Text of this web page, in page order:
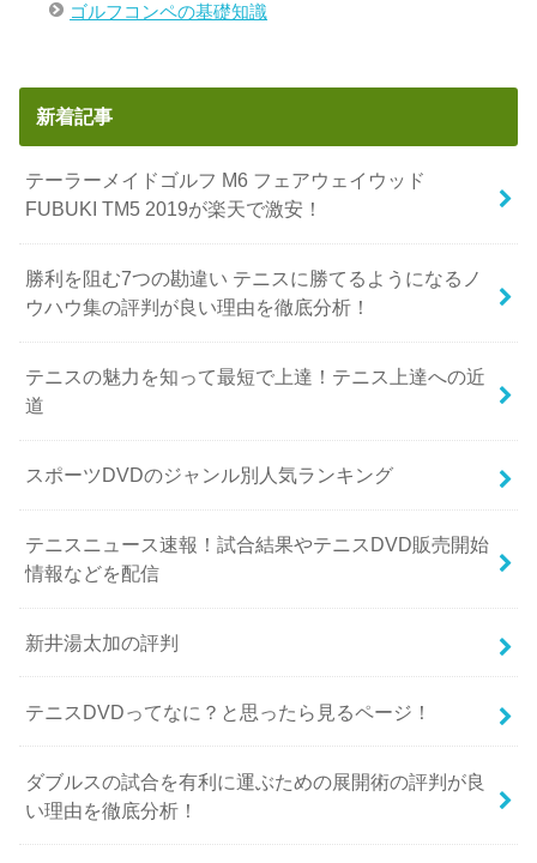
ゴルフコンペの基礎知識
新着記事
テーラーメイドゴルフ M6 フェアウェイウッド
FUBUKI TM5 2019が楽天で激安！
勝利を阻む7つの勘違い テニスに勝てるようになるノ
ウハウ集の評判が良い理由を徹底分析！
テニスの魅力を知って最短で上達！テニス上達への近
道
スポーツDVDのジャンル別人気ランキング
テニスニュース速報！試合結果やテニスDVD販売開始
情報などを配信
新井湯太加の評判
テニスDVDってなに？と思ったら見るページ！
ダブルスの試合を有利に運ぶための展開術の評判が良
い理由を徹底分析！